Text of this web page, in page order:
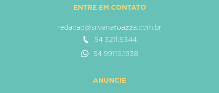
ENTRE EM CONTATO
redacao@silvanatoazza.com.br
54 3211.6344
54 99119.1938
ANUNCIE